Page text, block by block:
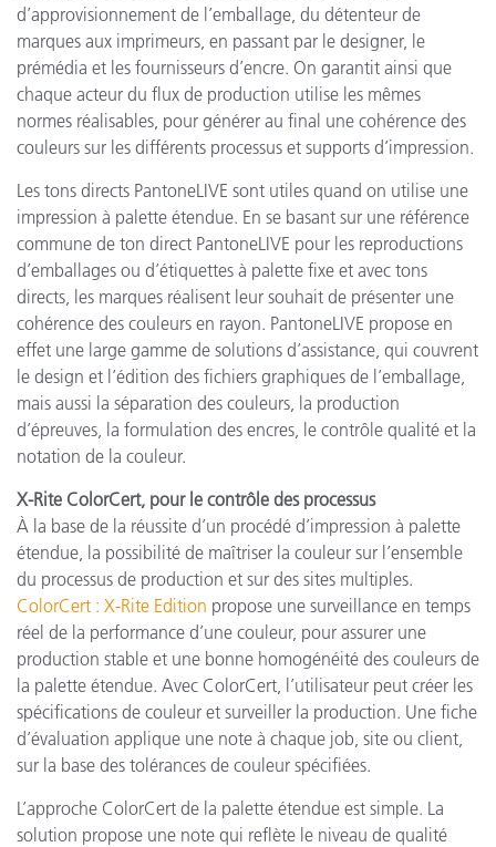
d’approvisionnement de l’emballage, du détenteur de
marques aux imprimeurs, en passant par le designer, le
prémédia et les fournisseurs d’encre. On garantit ainsi que
chaque acteur du flux de production utilise les mêmes
normes réalisables, pour générer au final une cohérence des
couleurs sur les différents processus et supports d’impression.
Les tons directs PantoneLIVE sont utiles quand on utilise une
impression à palette étendue. En se basant sur une référence
commune de ton direct PantoneLIVE pour les reproductions
d’emballages ou d’étiquettes à palette fixe et avec tons
directs, les marques réalisent leur souhait de présenter une
cohérence des couleurs en rayon. PantoneLIVE propose en
effet une large gamme de solutions d’assistance, qui couvrent
le design et l’édition des fichiers graphiques de l’emballage,
mais aussi la séparation des couleurs, la production
d’épreuves, la formulation des encres, le contrôle qualité et la
notation de la couleur.
X-Rite ColorCert, pour le contrôle des processus
À la base de la réussite d’un procédé d’impression à palette
étendue, la possibilité de maîtriser la couleur sur l’ensemble
du processus de production et sur des sites multiples.
ColorCert : X-Rite Edition propose une surveillance en temps
réel de la performance d’une couleur, pour assurer une
production stable et une bonne homogénéité des couleurs de
la palette étendue. Avec ColorCert, l’utilisateur peut créer les
spécifications de couleur et surveiller la production. Une fiche
d’évaluation applique une note à chaque job, site ou client,
sur la base des tolérances de couleur spécifiées.
L’approche ColorCert de la palette étendue est simple. La
solution propose une note qui reflète le niveau de qualité